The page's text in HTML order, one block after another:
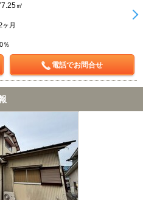
㎡
ヶ月
％
電話でお問合せ